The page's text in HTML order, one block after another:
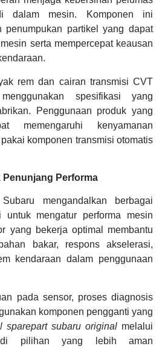
dalam mesin. Komponen ini
penumpukan partikel yang dapat
serta mempercepat keausan
rem dan cairan transmisi CVT
spesifikasi yang
Penggunaan produk yang
memengaruhi kenyamanan
komponen transmisi otomatis
Performa
mengandalkan berbagai
untuk mengatur performa mesin
yang bekerja optimal membantu
bakar, respons akselerasi,
kendaraan dalam penggunaan
pada sensor, proses diagnosis
komponen pengganti yang
sparepart subaru original melalui
pilihan yang lebih aman